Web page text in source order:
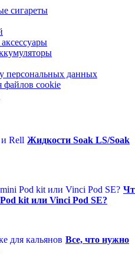
сигареты
персональных данных
файлов cookie
Жидкости Soak LS/Soak
kit или Vinci Pod SE?
Все, что нужно